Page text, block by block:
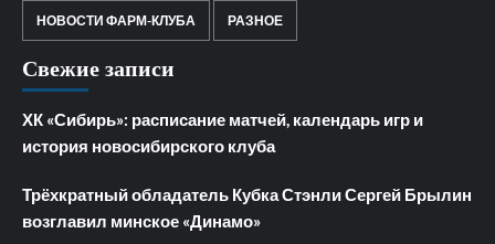
НОВОСТИ ФАРМ-КЛУБА РАЗНОЕ
Свежие записи
ХК «Сибирь»: расписание матчей, календарь игр и
история новосибирского клуба
Трёхкратный обладатель Кубка Стэнли Сергей Брылин
возглавил минское «Динамо»